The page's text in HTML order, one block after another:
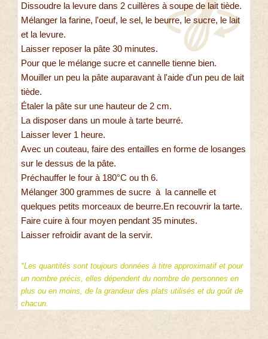
Dissoudre la levure dans 2 cuillères à soupe de lait tiède.
Mélanger la farine, l'oeuf, le sel, le beurre, le sucre, le lait
et la levure.
Laisser reposer la pâte 30 minutes.
Pour que le mélange sucre et cannelle tienne bien.
Mouiller un peu la pâte auparavant à l'aide d'un peu de lait
tiède.
Étaler la pâte sur une hauteur de 2 cm.
La disposer dans un moule à tarte beurré.
Laisser lever 1 heure.
Avec un couteau, faire des entailles en forme de losanges
sur le dessus de la pâte.
Préchauffer le four à 180°C ou th 6.
Mélanger 300 grammes de sucre à la cannelle et
quelques petits morceaux de beurre.En recouvrir la tarte.
Faire cuire à four moyen pendant 35 minutes.
Laisser refroidir avant de la servir.
*Les quantités sont toujours données à titre approximatif et pour
un nombre précis, elles dépendent du nombre de personnes en
plus ou en moins, de la grandeur des plats utilisés et du goût de
chacun.